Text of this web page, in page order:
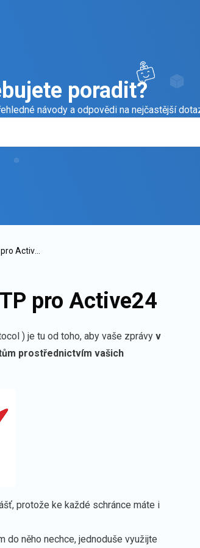
poradit?
návody a odpovědi na nejčastější
Active2
pro Active24
) je tu od toho, aby vaše zprávy v
prostřednictvím vašich
protože ke každé schránce máte i
do něho nechce, jednoduše využijte